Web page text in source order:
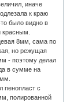
иначе
к краю
было видно в
красным.
8мм, сама по
но режущая
- поэтому делал
в сумме на
пенопласт с
полированной